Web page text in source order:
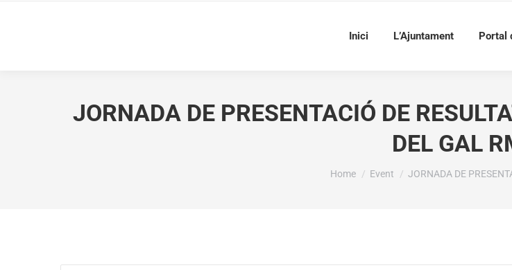
Inici L’Ajuntament Portal
JORNADA DE PRESENTACIÓ DE
DEL GAL
You are here:
Home Event JORNADA DE